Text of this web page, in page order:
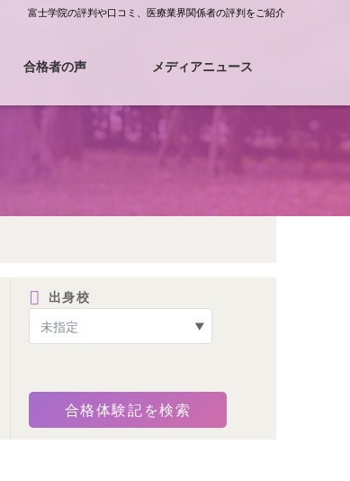
富士学院の評判や口コミ、医療業界関係者の評判をご紹介
合格者の声 メディアニュース
出身校